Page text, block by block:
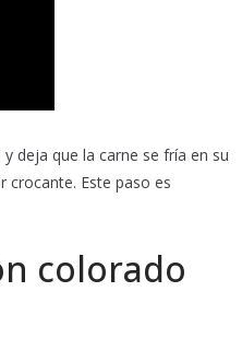
deja que la carne se fría en su
crocante. Este paso es
colorado